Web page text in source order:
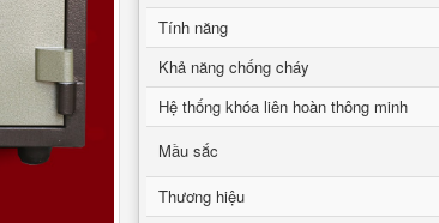
Tính năng
Khả năng chống cháy
Hệ thống khóa liên hoàn thông minh
Mầu sắc
Thương hiệu